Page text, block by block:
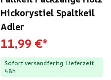
Hickorystiel Spaltkeil
Adler
11,99 €*
Sofort versandfertig, Lieferzeit
48h